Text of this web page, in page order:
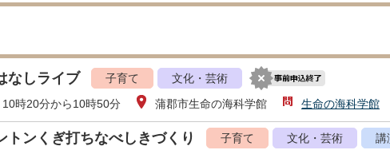
なしライブ 子育て
文化・芸術
10時20分から10時50分
蒲郡市生命の海科学館 生命の海科学館
トンくぎ打ちなべしきづくり 子育て 文化・芸術
講